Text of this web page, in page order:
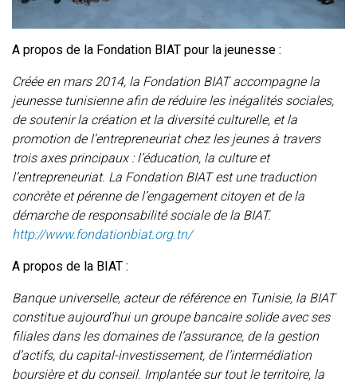
A propos de la Fondation BIAT pour la jeunesse :
Créée en mars 2014, la Fondation BIAT accompagne la
jeunesse tunisienne afin de réduire les inégalités sociales,
de soutenir la création et la diversité culturelle, et la
promotion de l’entrepreneuriat chez les jeunes à travers
trois axes principaux : l’éducation, la culture et
l’entrepreneuriat. La Fondation BIAT est une traduction
concrète et pérenne de l’engagement citoyen et de la
démarche de responsabilité sociale de la BIAT.
http://www.fondationbiat.org.tn/
A propos de la BIAT :
Banque universelle, acteur de référence en Tunisie, la BIAT
constitue aujourd’hui un groupe bancaire solide avec ses
filiales dans les domaines de l’assurance, de la gestion
d’actifs, du capital-investissement, de l’intermédiation
boursière et du conseil. Implantée sur tout le territoire, la